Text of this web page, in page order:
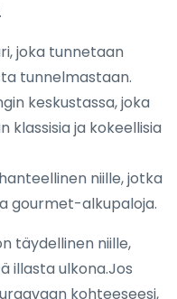
joka tunnetaan
tunnelmastaan.
keskustassa, joka
klassisia ja kokeellisia
niille, jotka
gourmet-alkupaloja.
täydellinen niille,
illasta ulkona.Jos
kohteeseesi,